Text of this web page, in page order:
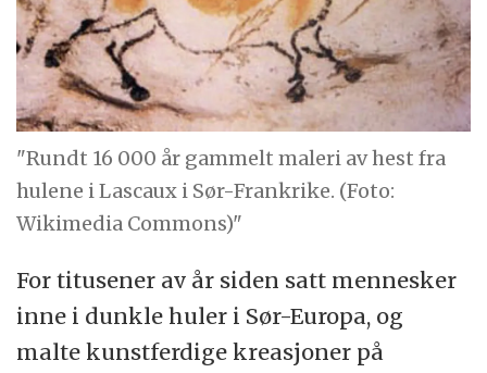
"Rundt 16 000 år gammelt maleri av hest fra
hulene i Lascaux i Sør-Frankrike. (Foto:
Wikimedia Commons)"
For titusener av år siden satt mennesker
inne i dunkle huler i Sør-Europa, og
malte kunstferdige kreasjoner på